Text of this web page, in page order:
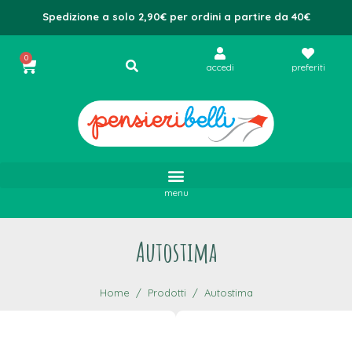
Spedizione a solo 2,90€ per ordini a partire da 40€
0
accedi preferiti
menu
Autostima
Home Prodotti Autostima